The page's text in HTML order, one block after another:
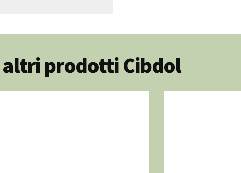
altri prodotti Cibdol